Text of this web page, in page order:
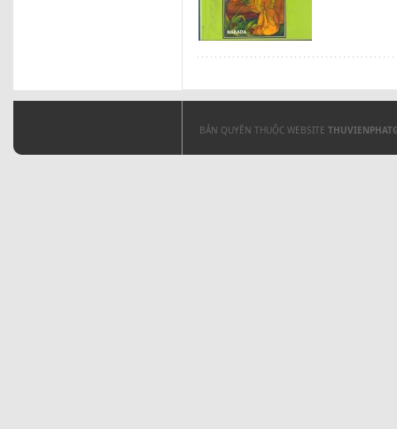
BẢN QUYỀN THUỘC WEBSITE